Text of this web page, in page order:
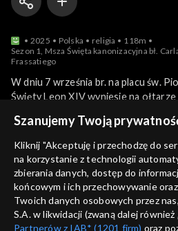
2025 Polska religia
118m
Sezon 1, Msza Święta kanonizacyjna bł.
Frassatiego
W dniu 7 września br. na placu św.
Święty Leon XIV wyniesie na ołtarze
pontyfikatu Papieża Leona XIV.
więcej
Sezony i odcinki
Wybierz
Szanujemy Twoją
Kliknij "Akceptuję i przechodzę do
na korzystanie z technologii
zbierania danych, dostęp do
końcowym i ich przechowywanie
Twoich danych osobowych przez
S.A. w likwidacji (zwaną dalej również
Partnerów z IAB* (1201 firm) oraz